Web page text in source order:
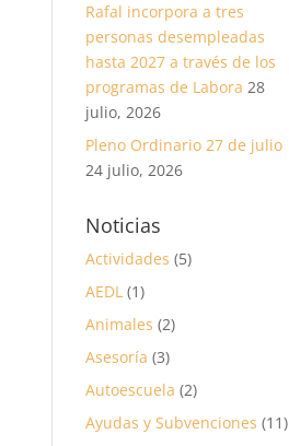
Rafal incorpora a tres
personas desempleadas
hasta 2027 a través de los
programas de Labora 28
julio, 2026
Pleno Ordinario 27 de julio
24 julio, 2026
Noticias
Actividades (5)
AEDL (1)
Animales (2)
Asesoría (3)
Autoescuela (2)
Ayudas y Subvenciones (11)